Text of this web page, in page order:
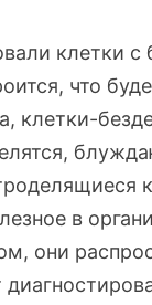
клетки
что
в
они